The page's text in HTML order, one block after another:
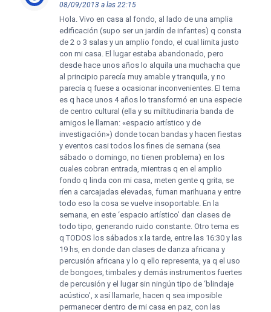
08/09/2013 a las 22:15
Hola. Vivo en casa al fondo, al lado de una amplia
edificación (supo ser un jardín de infantes) q consta
de 2 o 3 salas y un amplio fondo, el cual limita justo
con mi casa. El lugar estaba abandonado, pero
desde hace unos años lo alquila una muchacha que
al principio parecía muy amable y tranquila, y no
parecía q fuese a ocasionar inconvenientes. El tema
es q hace unos 4 años lo transformó en una especie
de centro cultural (ella y su miltitudinaria banda de
amigos le llaman: «espacio artístico y de
investigación») donde tocan bandas y hacen fiestas
y eventos casi todos los fines de semana (sea
sábado o domingo, no tienen problema) en los
cuales cobran entrada, mientras q en el amplio
fondo q linda con mi casa, meten gente q grita, se
ríen a carcajadas elevadas, fuman marihuana y entre
todo eso la cosa se vuelve insoportable. En la
semana, en este ‘espacio artístico’ dan clases de
todo tipo, generando ruido constante. Otro tema es
q TODOS los sábados x la tarde, entre las 16:30 y las
19 hs, en donde dan clases de danza africana y
percusión africana y lo q ello representa, ya q el uso
de bongoes, timbales y demás instrumentos fuertes
de percusión y el lugar sin ningún tipo de ‘blindaje
acústico’, x así llamarle, hacen q sea imposible
permanecer dentro de mi casa en paz, con las